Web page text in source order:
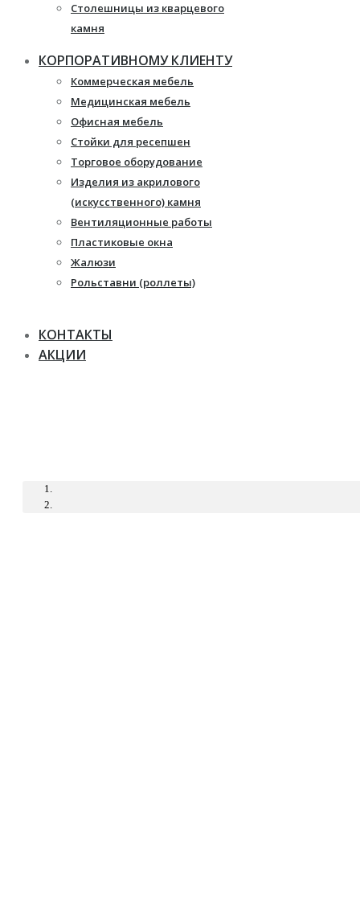
Столешницы из кварцевого
камня
Каминные порталы
Камины Dimplex
Искусственный камень White
Hills
Балконы ПВХ
Пластиковые окна
Жалюзи
Рулонные шторы
КОРПОРАТИВНОМУ КЛИЕНТУ
Коммерческая мебель
Медицинская мебель
Офисная мебель
Стойки для ресепшен
Торговое оборудование
Изделия из акрилового
(искусственного) камня
Вентиляционные работы
Пластиковые окна
Жалюзи
Рольставни (роллеты)
КОНТАКТЫ
АКЦИИ